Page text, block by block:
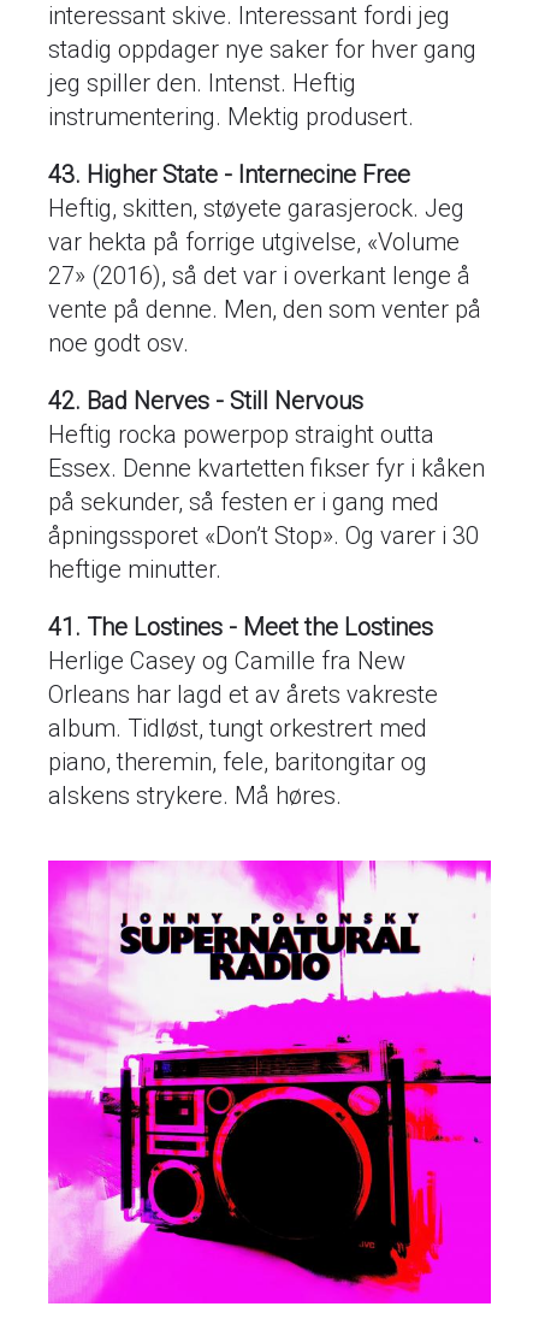
interessant skive. Interessant fordi jeg
stadig oppdager nye saker for hver gang
jeg spiller den. Intenst. Heftig
instrumentering. Mektig produsert.
43. Higher State - Internecine Free
Heftig, skitten, støyete garasjerock. Jeg
var hekta på forrige utgivelse, «Volume
27» (2016), så det var i overkant lenge å
vente på denne. Men, den som venter på
noe godt osv.
42. Bad Nerves - Still Nervous
Heftig rocka powerpop straight outta
Essex. Denne kvartetten fikser fyr i kåken
på sekunder, så festen er i gang med
åpningssporet «Don’t Stop». Og varer i 30
heftige minutter.
41. The Lostines - Meet the Lostines
Herlige Casey og Camille fra New
Orleans har lagd et av årets vakreste
album. Tidløst, tungt orkestrert med
piano, theremin, fele, baritongitar og
alskens strykere. Må høres.